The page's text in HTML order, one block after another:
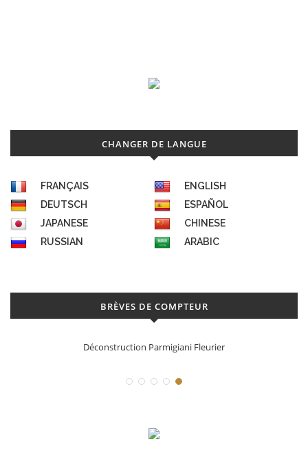
CHANGER DE LANGUE
FRANÇAIS
ENGLISH
DEUTSCH
ESPAÑOL
JAPANESE
CHINESE
RUSSIAN
ARABIC
BRÈVES DE COMPTEUR
Déconstruction Parmigiani Fleurier